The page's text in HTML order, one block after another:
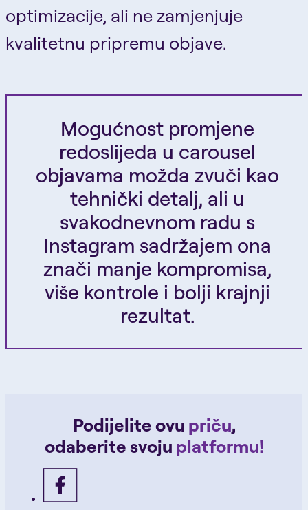
optimizacije, ali ne zamjenjuje
kvalitetnu pripremu objave.
Mogućnost promjene
redoslijeda u carousel
objavama možda zvuči kao
tehnički detalj, ali u
svakodnevnom radu s
Instagram sadržajem ona
znači manje kompromisa,
više kontrole i bolji krajnji
rezultat.
Podijelite ovu priču,
odaberite svoju platformu!